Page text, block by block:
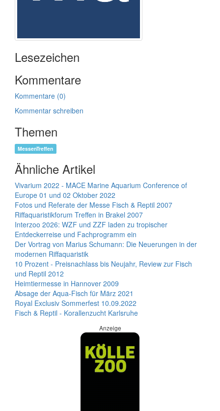
Lesezeichen
Kommentare
Kommentare (0)
Kommentar schreiben
Themen
MessenTreffen
Ähnliche Artikel
Vivarium 2022 - MACE Marine Aquarium Conference of
Europe 01 und 02 Oktober 2022
Fotos und Referate der Messe Fisch & Reptil 2007
Riffaquaristikforum Treffen in Brakel 2007
Interzoo 2026: WZF und ZZF laden zu tropischer
Entdeckerreise und Fachprogramm ein
Der Vortrag von Marius Schumann: Die Neuerungen in der
modernen Riffaquaristik
10 Prozent - Preisnachlass bis Neujahr, Review zur Fisch
und Reptil 2012
Heimtiermesse in Hannover 2009
Absage der Aqua-Fisch für März 2021
Royal Exclusiv Sommerfest 10.09.2022
Fisch & Reptil - Korallenzucht Karlsruhe
Anzeige